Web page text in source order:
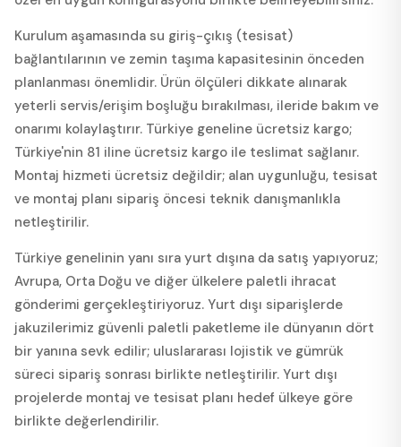
Kurulum aşamasında su giriş-çıkış (tesisat)
bağlantılarının ve zemin taşıma kapasitesinin önceden
planlanması önemlidir. Ürün ölçüleri dikkate alınarak
yeterli servis/erişim boşluğu bırakılması, ileride bakım ve
onarımı kolaylaştırır. Türkiye geneline ücretsiz kargo;
Türkiye'nin 81 iline ücretsiz kargo ile teslimat sağlanır.
Montaj hizmeti ücretsiz değildir; alan uygunluğu, tesisat
ve montaj planı sipariş öncesi teknik danışmanlıkla
netleştirilir.
Türkiye genelinin yanı sıra yurt dışına da satış yapıyoruz;
Avrupa, Orta Doğu ve diğer ülkelere paletli ihracat
gönderimi gerçekleştiriyoruz. Yurt dışı siparişlerde
jakuzilerimiz güvenli paletli paketleme ile dünyanın dört
bir yanına sevk edilir; uluslararası lojistik ve gümrük
süreci sipariş sonrası birlikte netleştirilir. Yurt dışı
projelerde montaj ve tesisat planı hedef ülkeye göre
birlikte değerlendirilir.